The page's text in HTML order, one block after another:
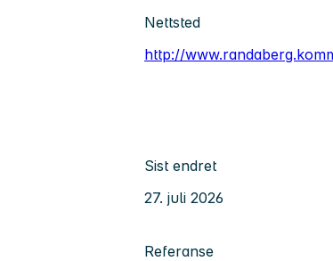
Nettsted
http://
Sist endret
27. juli 2026
Referanse